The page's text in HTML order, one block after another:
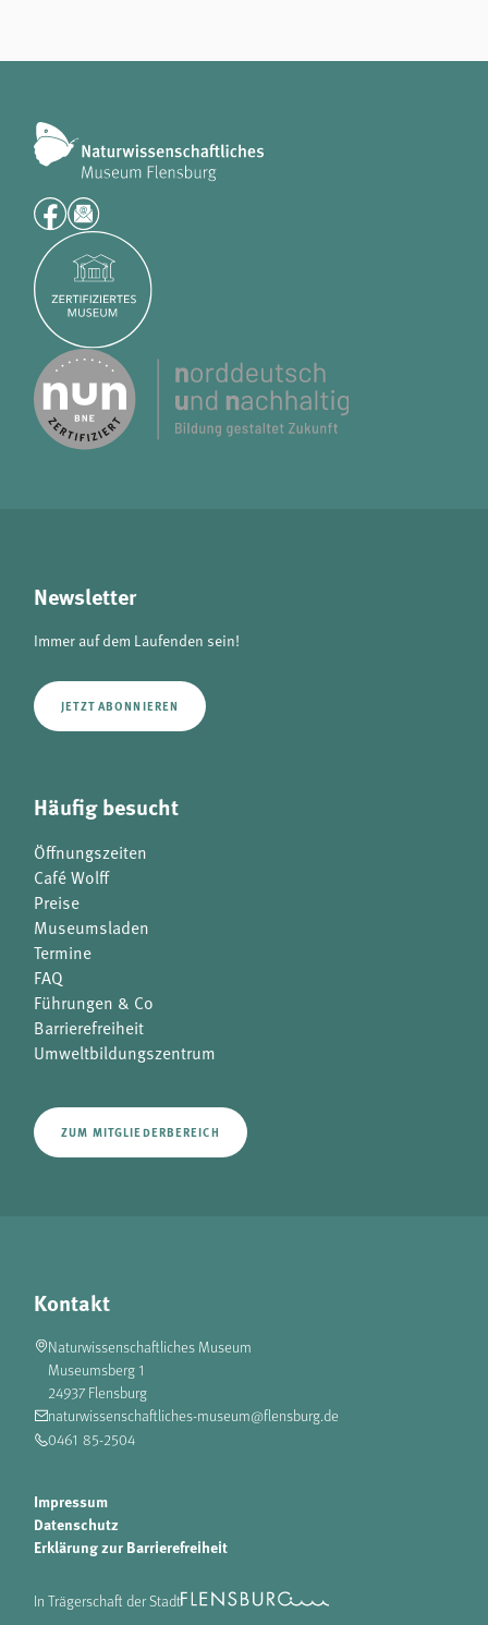
Newsletter
Immer auf dem Laufenden sein!
JETZT ABONNIEREN
Häufig besucht
Öffnungszeiten
Café Wolff
Preise
Museumsladen
Termine
FAQ
Führungen & Co
Barrierefreiheit
Umweltbildungszentrum
ZUM MITGLIEDERBEREICH
Kontakt
Naturwissenschaftliches Museum
Museumsberg 1
24937 Flensburg
naturwissenschaftliches-museum@flensburg.de
0461 85-2504
In Trägerschaft der Stadt
Impressum
Datenschutz
Erklärung zur Barrierefreiheit